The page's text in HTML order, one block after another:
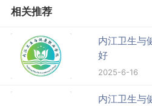
相关推荐
内江卫生与
好
2025-6-16
内江卫生与